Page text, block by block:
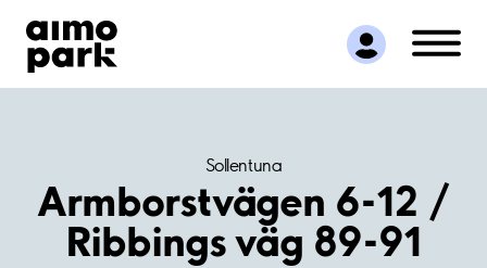
Hitta parkering
Samarbete
Kundservice
Sollentuna
Armborstvägen 6-12 /
Ribbings väg 89-91